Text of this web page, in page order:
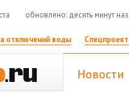
обновлено: десять минут
отключений воды
Новости